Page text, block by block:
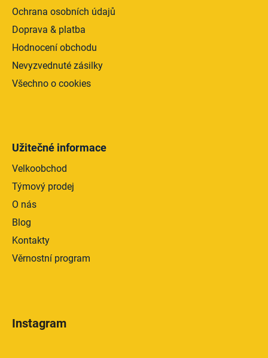
Ochrana osobních údajů
Doprava & platba
Hodnocení obchodu
Nevyzvednuté zásilky
Všechno o cookies
Užitečné informace
Velkoobchod
Týmový prodej
O nás
Blog
Kontakty
Věrnostní program
Instagram